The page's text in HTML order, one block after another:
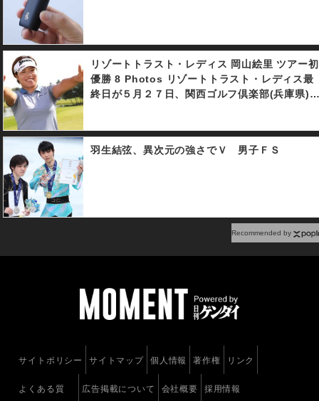
リゾートトラスト・レディス 岡山絵里 ツアー初
優勝 8 Photos リゾートトラスト・レディス最
終日が５月２７日、関西ゴルフ倶楽部(兵庫県)
たした。
羽生結弦、異次元の強さでＶ 男子ＦＳ
Recommended by
サイトポリシー サイトマップ 個人情報 著作権 リンク
よくある質
広告掲載について 会社概要 採用情報